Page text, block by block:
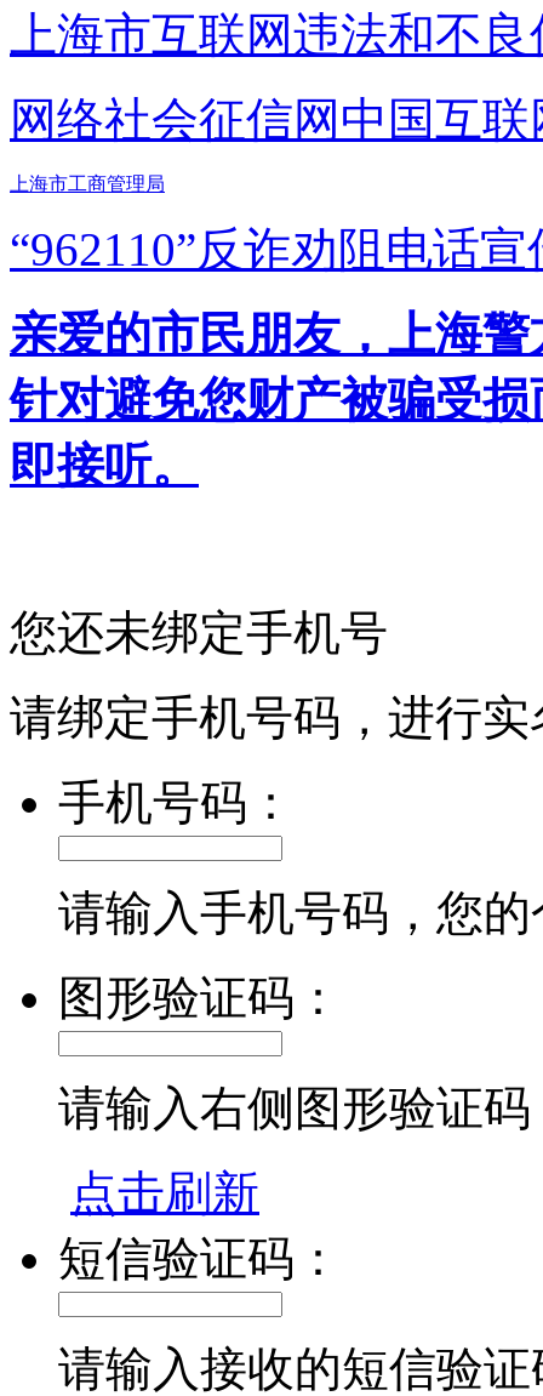
上海市互联网违法和不
网络社会征信网 中国互
上海市工商管理局
“962110”反诈劝阻电话宣
亲爱的市民朋友，上海
针对避免您财产被骗受
即接听。
您还未绑定手机号
请绑定手机号码，进行
手机号码：
请输入手机号码，您
图形验证码：
请输入右侧图形验证码
点击刷新
短信验证码：
请输入接收的短信验证